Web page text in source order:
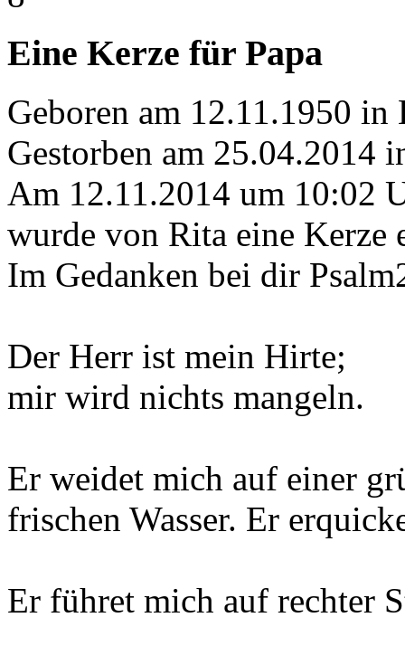
Eine Kerze für Papa
Geboren am 12.11.1950 in
Gestorben am 25.04.2014
Am 12.11.2014 um 10:02
wurde von Rita eine Kerze
Im Gedanken bei dir
Der Herr ist mein Hirte;
mir wird nichts mangeln.
Er weidet mich auf einer
frischen Wasser. Er
Er führet mich auf rechter